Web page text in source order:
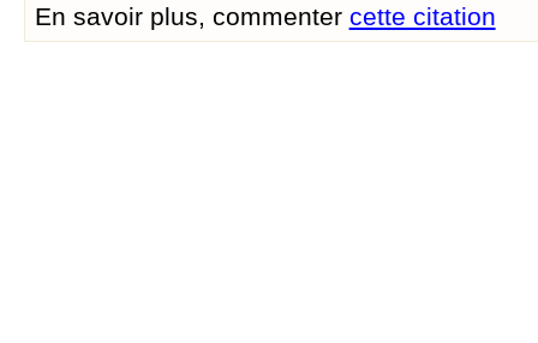
En savoir plus, commenter cette citation